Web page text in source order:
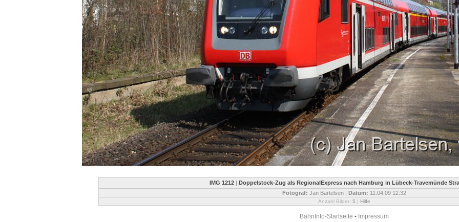
IMG 1212| Doppelstock-Zug als RegionalExpress nach Hamburg in Lübeck-Travemünde
Fotograf: Jan Bartelsen | Datum: 11.04.09 12:32
Anzahl Bilder: 5 | Hilfe
BahnInfo-Startseite - Impressum